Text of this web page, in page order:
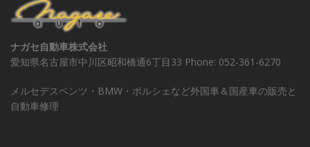
ナガセ自動車株式会社
愛知県名古屋市中川区昭和橋通6丁目33 Phone: 052-361-6270
メルセデスベンツ・BMW・ポルシェなど外国車＆国産車の販売と
自動車修理